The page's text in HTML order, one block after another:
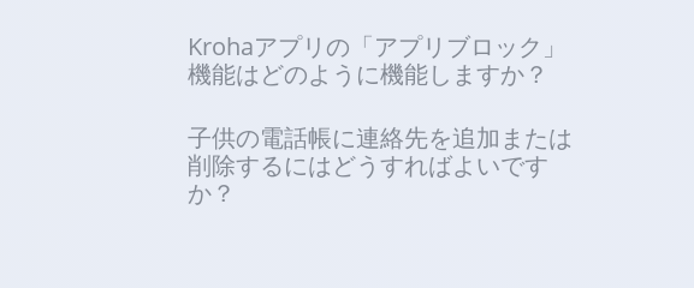
Krohaアプリの「アプリブロック」
機能はどのように機能しますか？
子供の電話帳に連絡先を追加または
削除するにはどうすればよいです
か？